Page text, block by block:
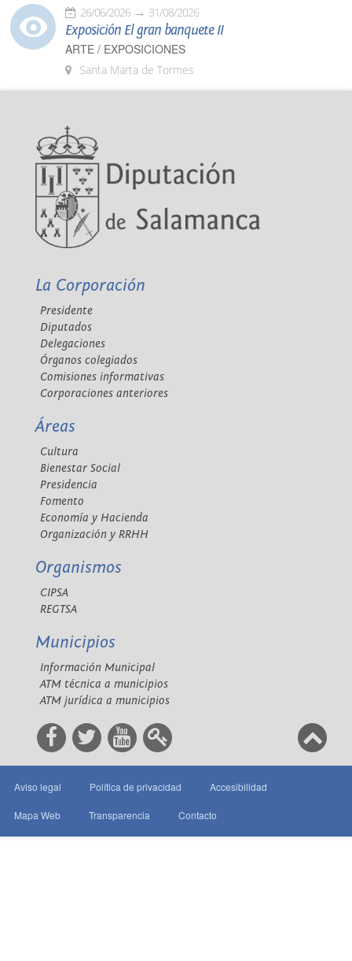
26/06/2026 31/08/2026
Exposición El gran banquete II
ARTE / EXPOSICIONES
Santa Marta de Tormes
La Corporación
Presidente
Diputados
Delegaciones
Órganos colegiados
Comisiones informativas
Corporaciones anteriores
Áreas
Cultura
Bienestar Social
Presidencia
Fomento
Economía y Hacienda
Organización y RRHH
Organismos
CIPSA
REGTSA
Municipios
Información Municipal
ATM técnica a municipios
ATM jurídica a municipios
Aviso legal Política de privacidad Accesibilidad
Mapa Web Transparencia Contacto